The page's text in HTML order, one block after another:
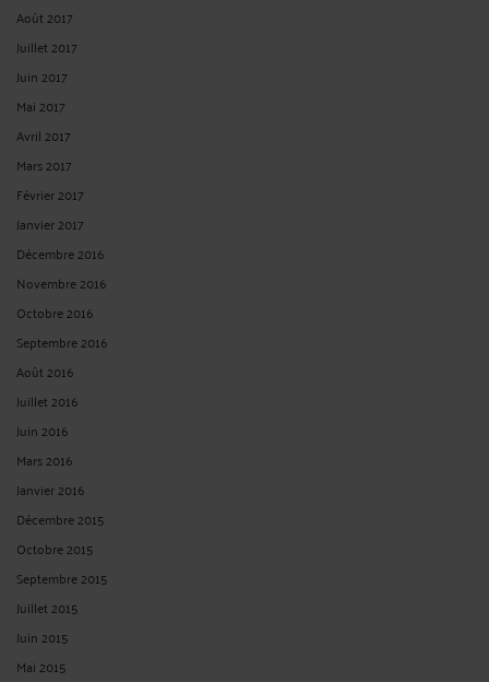
Août 2017
Juillet 2017
Juin 2017
Mai 2017
Avril 2017
Mars 2017
Février 2017
Janvier 2017
Décembre 2016
Novembre 2016
Octobre 2016
Septembre 2016
Août 2016
Juillet 2016
Juin 2016
Mars 2016
Janvier 2016
Décembre 2015
Octobre 2015
Septembre 2015
Juillet 2015
Juin 2015
Mai 2015